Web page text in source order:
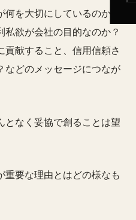
を大切にしているのか？
私欲が会社の目的なのか？
貢献すること、信用信頼さ
などのメッセージにつなが
となく妥協で創ることは望
重要な理由とはどの様なも